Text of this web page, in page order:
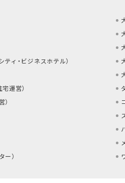
ティ・ビジネスホテル）
宅運営）
）
ー）